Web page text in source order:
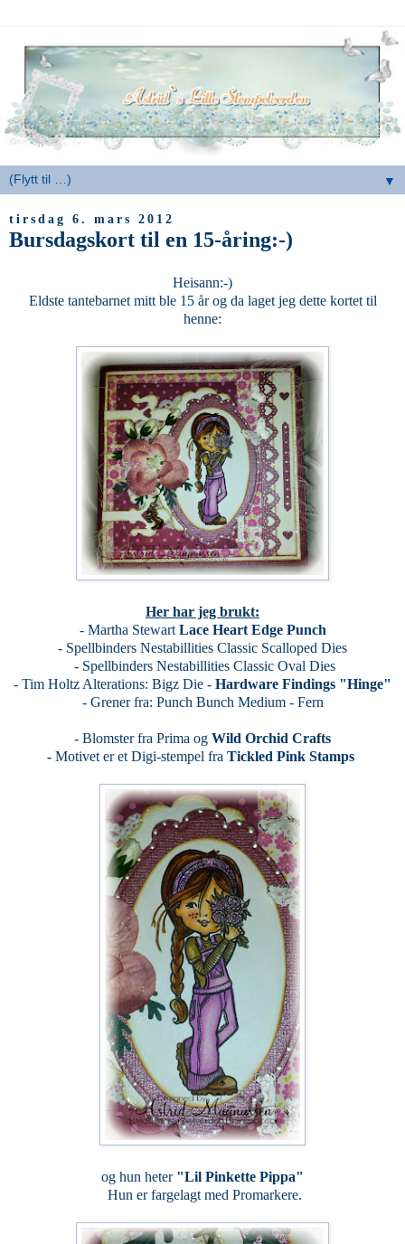
▼
tirsdag 6. mars 2012
Bursdagskort til en 15-åring:-)
Heisann:-)
Eldste tantebarnet mitt ble 15 år og da laget jeg dette kortet til
henne:
Her har jeg brukt:
- Martha Stewart Lace Heart Edge Punch
- Spellbinders Nestabillities Classic Scalloped Dies
- Spellbinders Nestabillities Classic Oval Dies
- Tim Holtz Alterations: Bigz Die - Hardware Findings "Hinge"
- Grener fra: Punch Bunch Medium - Fern
- Blomster fra Prima og Wild Orchid Crafts
- Motivet er et Digi-stempel fra Tickled Pink Stamps
og hun heter"Lil Pinkette Pippa"
Hun er fargelagt med Promarkere.